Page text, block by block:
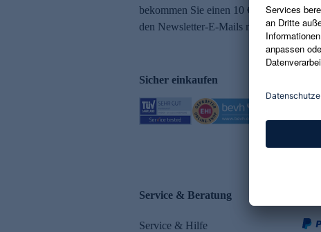
bekommen Sie einen 10 € Gutschein.
den Newsletter-E-Mails möglich.
Sicher einkaufen
Service & Beratung
Service & Hilfe